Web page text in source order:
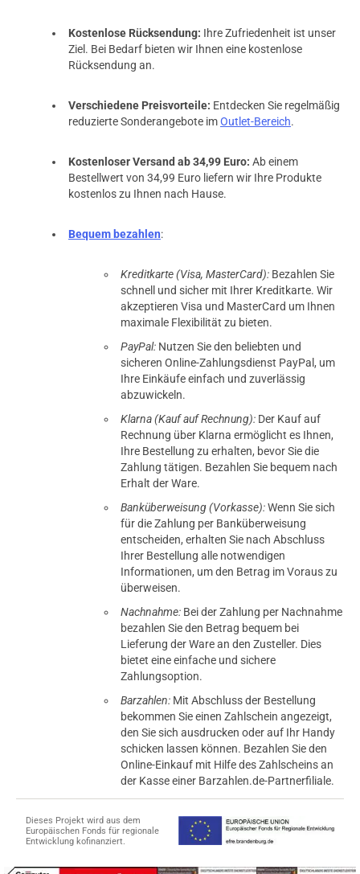
Kostenlose Rücksendung: Ihre Zufriedenheit ist unser
Ziel. Bei Bedarf bieten wir Ihnen eine kostenlose
Rücksendung an.
Verschiedene Preisvorteile: Entdecken Sie regelmäßig
reduzierte Sonderangebote imOutlet-Bereich.
Kostenloser Versand ab 34,99 Euro: Ab einem
Bestellwert von 34,99 Euro liefern wir Ihre Produkte
kostenlos zu Ihnen nach Hause.
Bequem bezahlen:
Kreditkarte (Visa, MasterCard): Bezahlen Sie
schnell und sicher mit Ihrer Kreditkarte. Wir
akzeptieren Visa und MasterCard um Ihnen
maximale Flexibilität zu bieten.
PayPal: Nutzen Sie den beliebten und
sicheren Online-Zahlungsdienst PayPal, um
Ihre Einkäufe einfach und zuverlässig
abzuwickeln.
Klarna (Kauf auf Rechnung): Der Kauf auf
Rechnung über Klarna ermöglicht es Ihnen,
Ihre Bestellung zu erhalten, bevor Sie die
Zahlung tätigen. Bezahlen Sie bequem nach
Erhalt der Ware.
Banküberweisung (Vorkasse):Wenn Sie sich
für die Zahlung per Banküberweisung
entscheiden, erhalten Sie nach Abschluss
Ihrer Bestellung alle notwendigen
Informationen, um den Betrag im Voraus zu
überweisen.
Nachnahme: Bei der Zahlung per Nachnahme
bezahlen Sie den Betrag bequem bei
Lieferung der Ware an den Zusteller. Dies
bietet eine einfache und sichere
Zahlungsoption.
Barzahlen: Mit Abschluss der Bestellung
bekommen Sie einen Zahlschein angezeigt,
den Sie sich ausdrucken oder auf Ihr Handy
schicken lassen können. Bezahlen Sie den
Online-Einkauf mit Hilfe des Zahlscheins an
der Kasse einer Barzahlen.de-Partnerfiliale.
Dieses Projekt wird aus dem
Europäischen Fonds für regionale
Entwicklung kofinanziert.